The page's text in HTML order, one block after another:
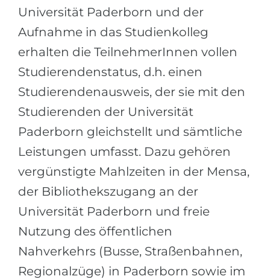
Universität Paderborn und der
Aufnahme in das Studienkolleg
erhalten die TeilnehmerInnen vollen
Studierendenstatus, d.h. einen
Studierendenausweis, der sie mit den
Studierenden der Universität
Paderborn gleichstellt und sämtliche
Leistungen umfasst. Dazu gehören
vergünstigte Mahlzeiten in der Mensa,
der Bibliothekszugang an der
Universität Paderborn und freie
Nutzung des öffentlichen
Nahverkehrs (Busse, Straßenbahnen,
Regionalzüge) in Paderborn sowie im